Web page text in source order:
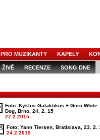
PRO MUZIKANTY KAPELY
ŽIVĚ RECENZE SONG DNE
Foto: Kyklos Galaktikos + Goro White
Dog, Brno, 24. 2. 15
27.2.2015
Foto: Yann Tiersen, Bratislava, 23. 2.
24.2.2015